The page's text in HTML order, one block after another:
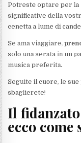
Potreste optare per la
significative della
cenetta a lume di
Se ama viaggiare,
solo una serata in un
musica preferita.
Seguite il cuore, le sue
sbaglierete!
Il
ecco